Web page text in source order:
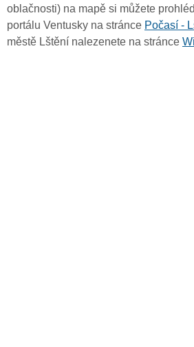
oblačnosti) na mapě si můžete
portálu Ventusky na stránce Počasí -
městě Lštění nalezenete na stránce